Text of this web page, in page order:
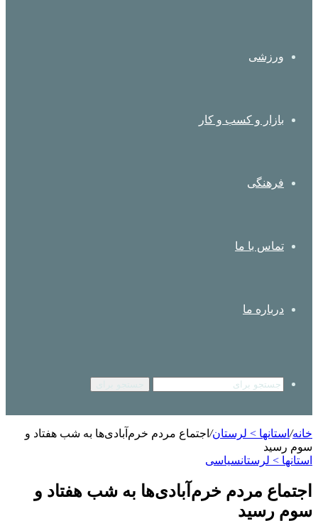
ورزشی
بازار و کسب و کار
فرهنگی
تماس با ما
درباره ما
خانه/ استانها > لرستان/ اجتماع مردم خرم‌آبادی‌ها به‌ شب هفتاد و
سوم رسید
استانها > لرستانسیاسی
اجتماع مردم خرم‌آبادی‌ها به‌ شب هفتاد و
سوم رسید